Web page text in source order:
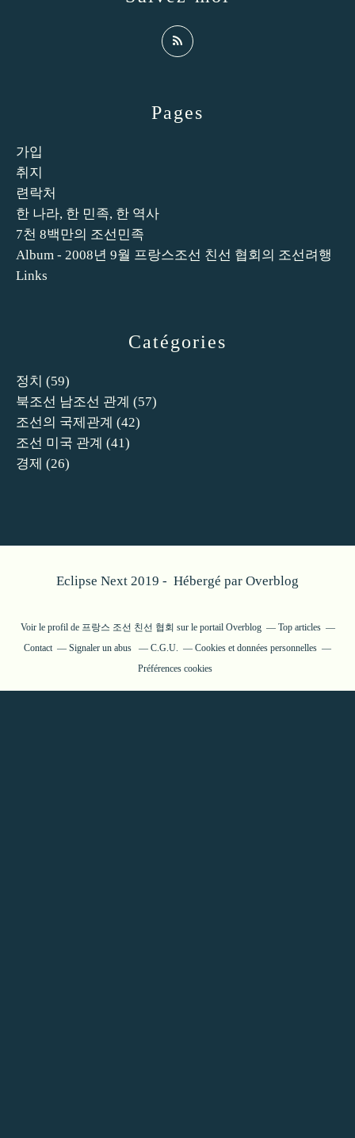
Catégories
정치 (59)
북조선 남조선 관계 (57)
조선의 국제관계 (42)
조선 미국 관계 (41)
경제 (26)
Pages
가입
취지
련락처
한 나라, 한 민족, 한 역사
7천 8백만의 조선민족
Album - 2008년 9월 프랑스조선 친선 협회의 조선려행
Links
Eclipse Next 2019 - Hébergé par Overblog
Voir le profil de 프랑스 조선 친선 협회 sur le portail Overblog
Top articles
Contact
Signaler un abus C.G.U.
Cookies et données personnelles
Préférences cookies